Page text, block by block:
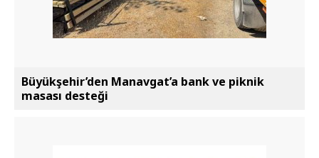
Büyükşehir’den Manavgat’a bank ve piknik
masası desteği